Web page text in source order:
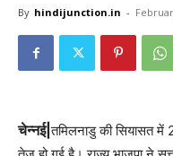
By hindijunction.in -
चेन्नई|तमिलनाडु की सियासत में